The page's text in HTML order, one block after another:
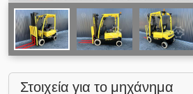
Στοιχεία για το μηχάνημα